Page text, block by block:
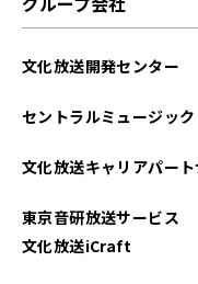
文化放送開発センター
セントラルミュージック
文化放送キャリアパー
東京音研放送サービス
文化放送iCraft